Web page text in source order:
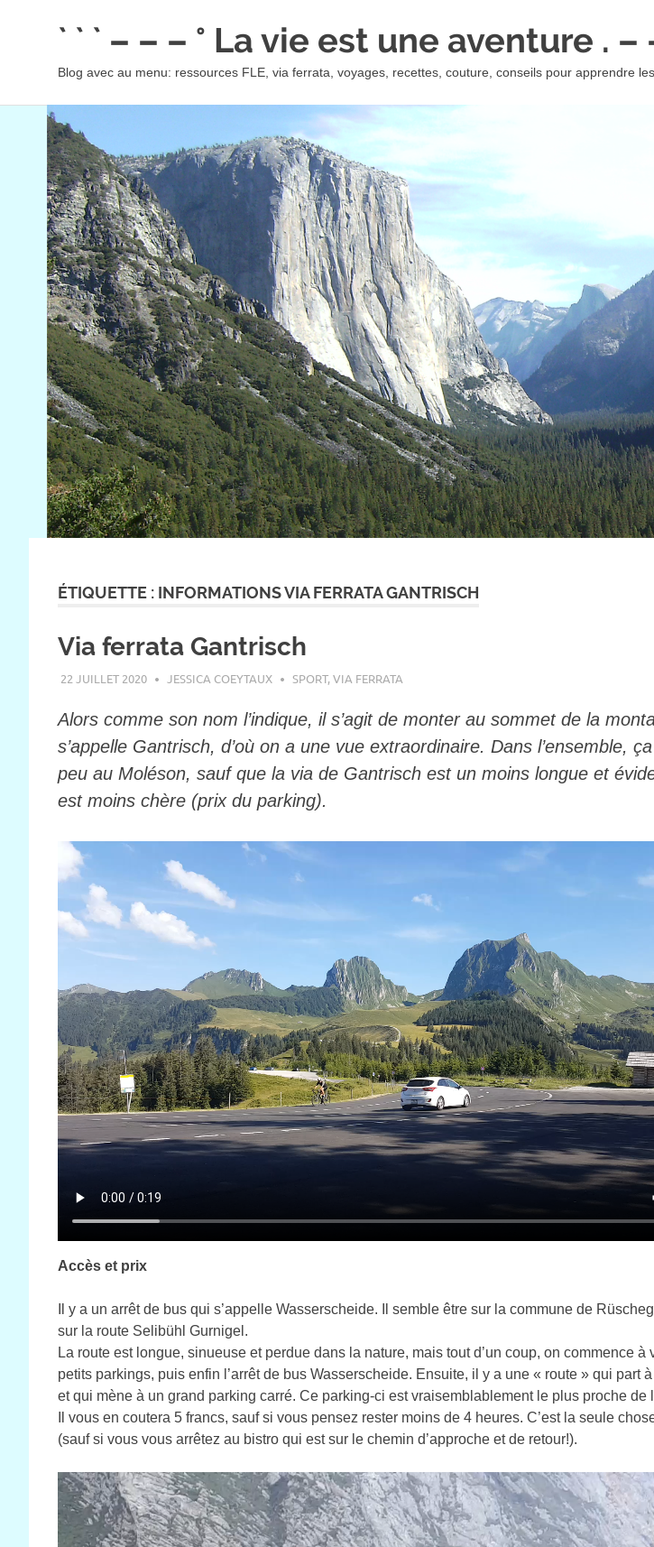
` ` ` – – – ° La vie est une aventure . –
Blog avec au menu: ressources FLE, via ferrata, voyages, recettes, couture, conseils pour apprendre
ÉTIQUETTE : INFORMATIONS VIA FERRATA GANTRISCH
Via ferrata Gantrisch
22 JUILLET 2020 JESSICA COEYTAUX SPORT,VIA FERRATA
Alors comme son nom l’indique, il s’agit de monter au sommet de la
s’appelle Gantrisch, d’où on a une vue extraordinaire. Dans l’ensemble,
peu au Moléson, sauf que la via de Gantrisch est un moins longue et
est moins chère (prix du parking).
Accès et prix
Il y a un arrêt de bus qui s’appelle Wasserscheide. Il semble être sur la commune de
sur la route Selibühl Gurnigel.
La route est longue, sinueuse et perdue dans la nature, mais tout d’un coup, on commence à
petits parkings, puis enfin l’arrêt de bus Wasserscheide. Ensuite, il y a une « route » qui part
et qui mène à un grand parking carré. Ce parking-ci est vraisemblablement le plus proche de
Il vous en coutera 5 francs, sauf si vous pensez rester moins de 4 heures. C’est la seule
(sauf si vous vous arrêtez au bistro qui est sur le chemin d’approche et de retour!).